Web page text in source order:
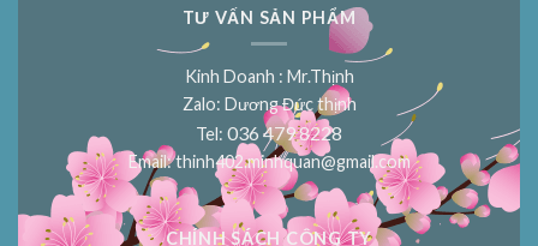
TƯ VẤN SẢN PHẨM
Kinh Doanh : Mr.Thịnh
Zalo: Dương Đức thịnh
Tel: 036 479 8228
Email:thinh402.minhquan@gmail.com
CHÍNH SÁCH CÔNG TY